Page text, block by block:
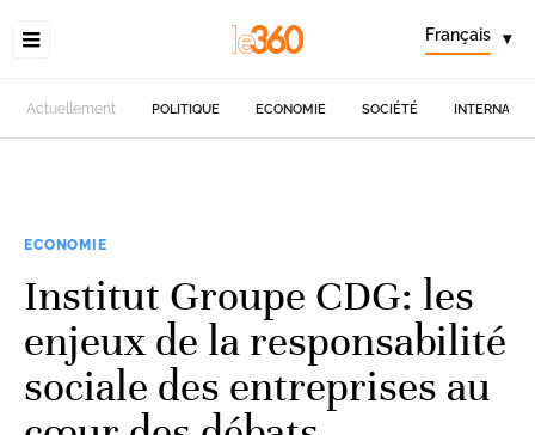
Français ▾
Actuellement POLITIQUE ECONOMIE SOCIÉTÉ
ECONOMIE
Institut Groupe CDG: les
enjeux de la responsabilité
sociale des entreprises au